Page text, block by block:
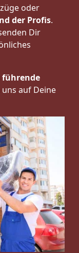
oder
der Profis.
Dir
führende
auf Deine